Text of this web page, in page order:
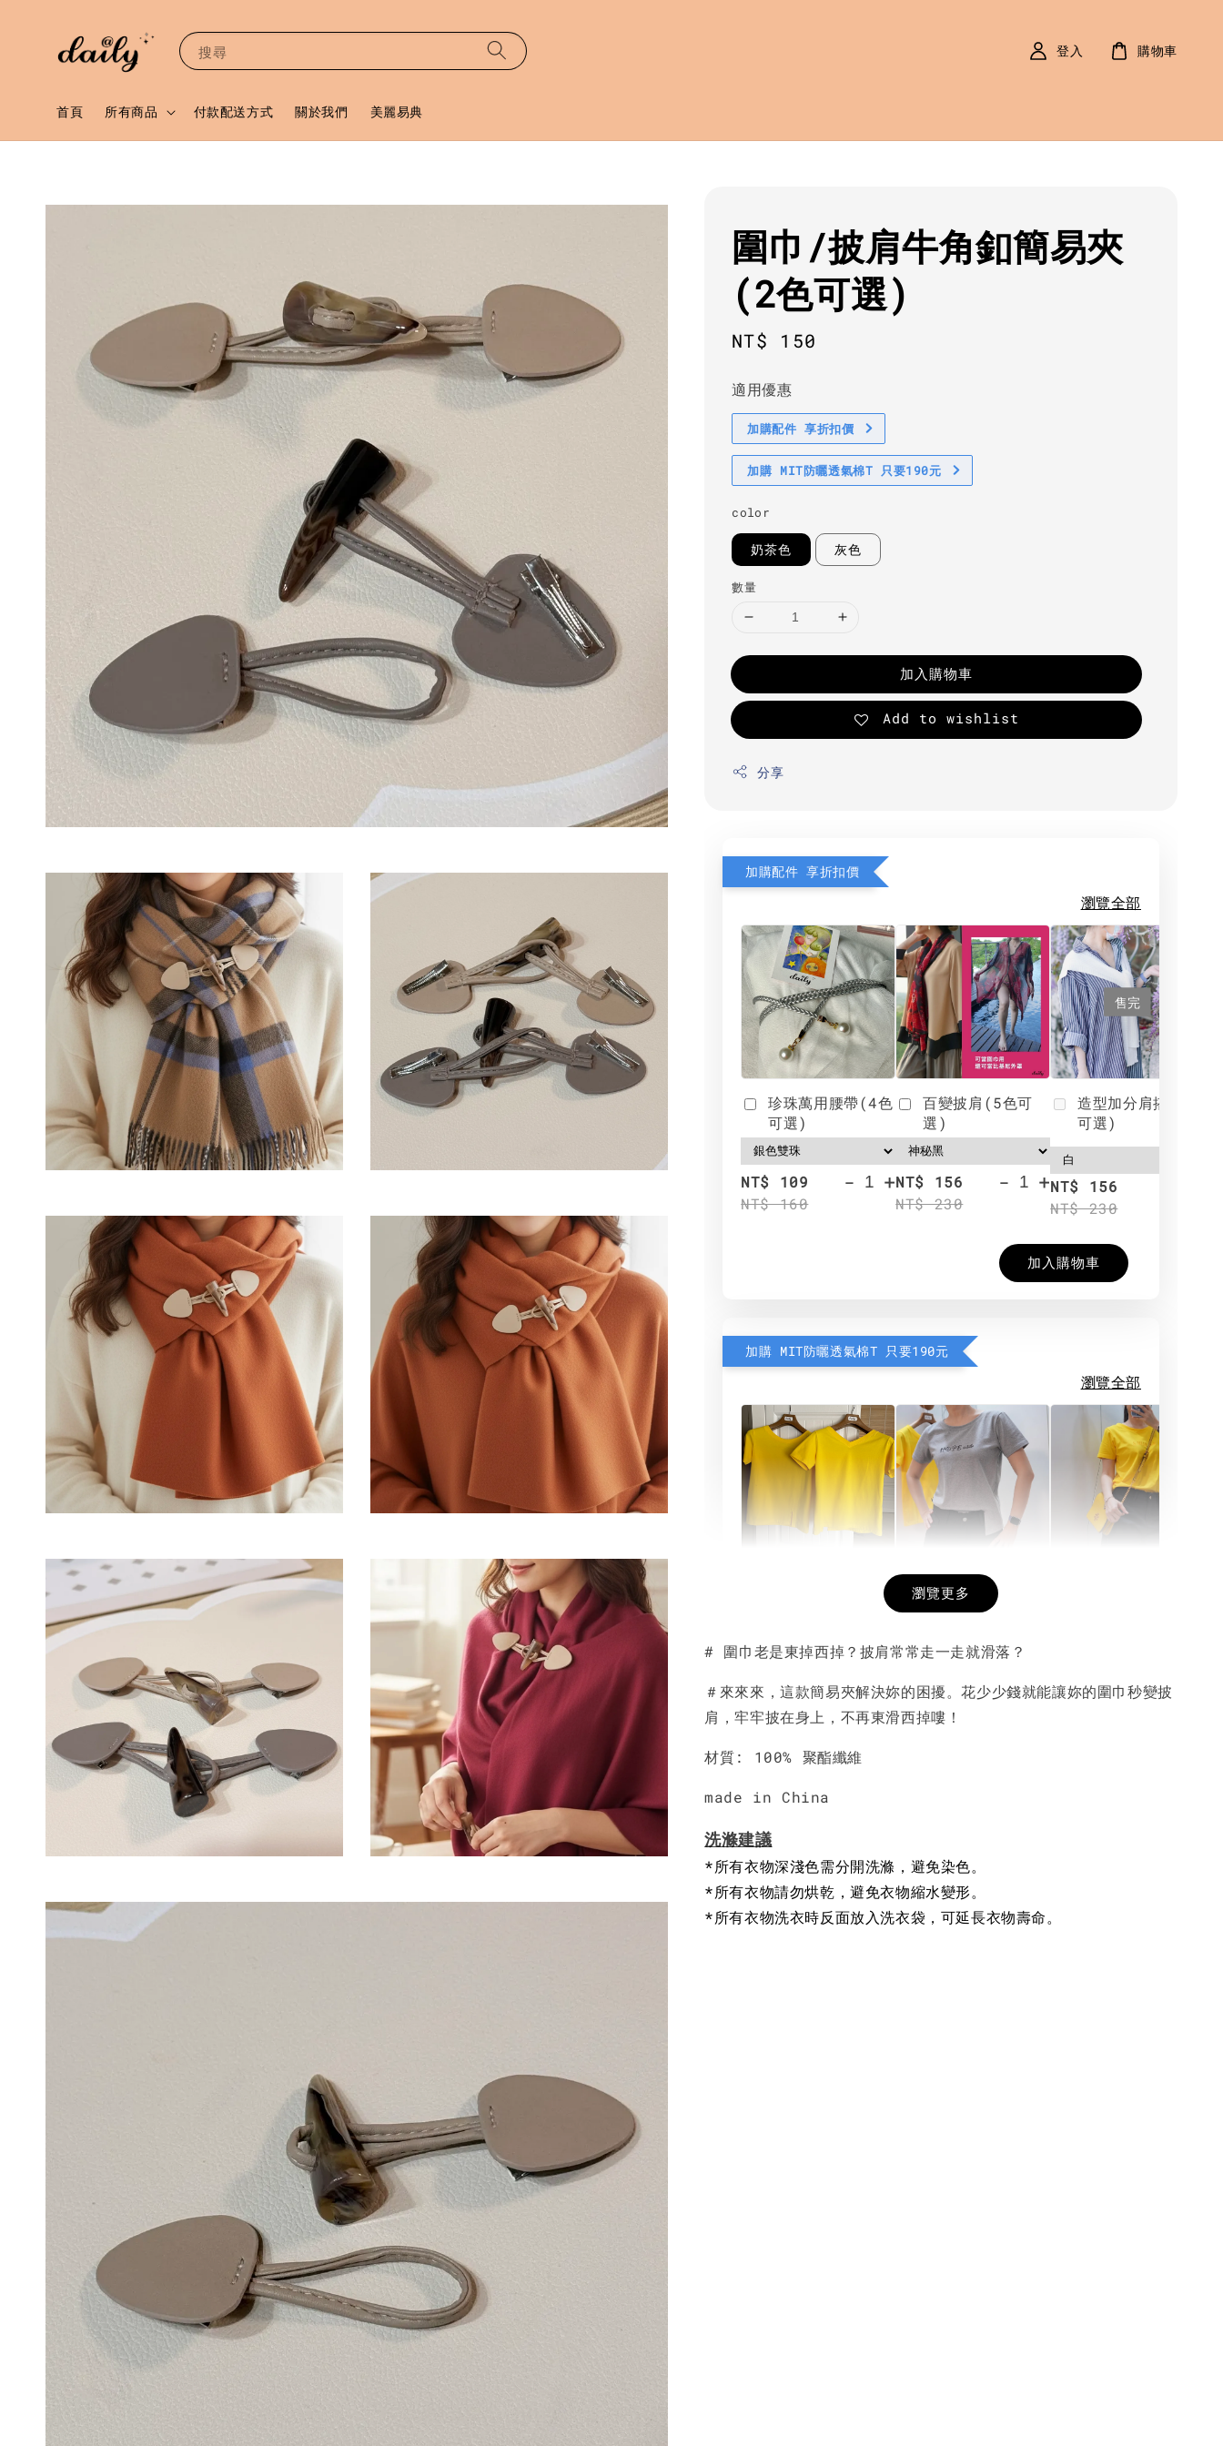
搜尋
首頁 所有商品 付款配送方式 關於我們 美麗易典
登入 購物車
圍巾/披肩牛角釦簡易夾
(2色可選)
Regular
NT$ 150
適用優惠
加購配件 享折扣價
加購 MIT防曬透氣棉T 只要190元
color
奶茶色 灰色
數量
加入購物車
Add to wishlist
分享
加購配件 享折扣價
瀏覽全部
珍珠萬用腰帶(4色
可選)
NT$ 109
NT$ 160
- +
百變披肩(5色可
選)
NT$ 156
NT$ 230
- +
售完
造型加分肩搭(4色
可選)
NT$ 156
NT$ 230
加入購物車
加購 MIT防曬透氣棉T 只要190元
瀏覽全部
NT$ 190
NT$ 450
- +
希望相隨雙面T
NT$ 190
NT$ 450
-
NT$ 450
瀏覽更多
# 圍巾老是東掉西掉？披肩常常走一走就滑落？
＃來來來，這款簡易夾解決妳的困擾。花少少錢就能讓妳的圍巾秒變披
肩，牢牢披在身上，不再東滑西掉嘍！
材質: 100% 聚酯纖維
made in China
洗滌建議
*所有衣物深淺色需分開洗滌，避免染色。
*所有衣物請勿烘乾，避免衣物縮水變形。
*所有衣物洗衣時反面放入洗衣袋，可延長衣物壽命。